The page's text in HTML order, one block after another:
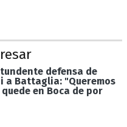
defensa de
a Battaglia: "Queremos
quede en Boca de por